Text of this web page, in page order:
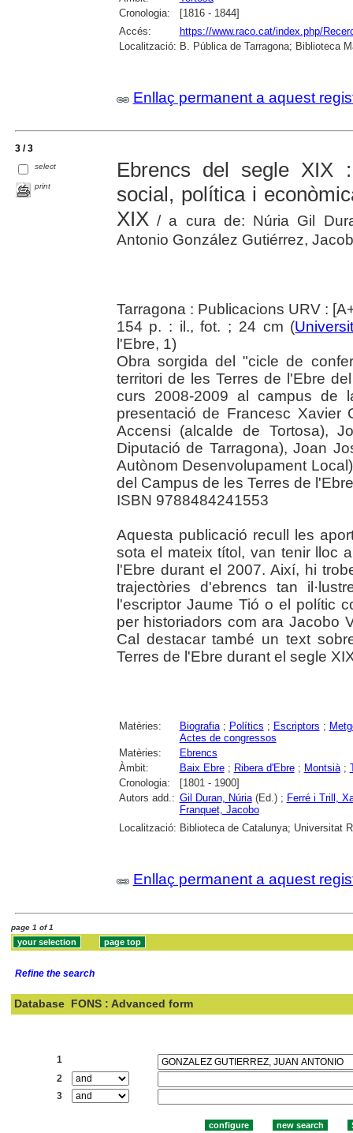
Cronologia:
[1816 - 1844]
Accés:
https://www.raco.cat/index.php/
Localització: B. Pública de Tarragona; Biblioteca
Enllaç permanent a aquest
3 / 3
select
print
Ebrencs del segle XIX
social, política i
XIX / a cura de: Núria Gil
Antonio González Gutiérrez,
Tarragona : Publicacions URV :
154 p. : il., fot. ; 24 cm (
l'Ebre, 1)
Obra sorgida del "cicle de
territori de les Terres de l'Ebre
curs 2008-2009 al campus de
presentació de Francesc
Accensi (alcalde de Tortosa),
Diputació de Tarragona), Joan
Autònom Desenvolupament
del Campus de les Terres de
ISBN 9788484241553
Aquesta publicació recull les
sota el mateix títol, van tenir lloc
l'Ebre durant el 2007. Així, hi
trajectòries d'ebrencs tan
l'escriptor Jaume Tió o el polític
per historiadors com ara Jacobo
Cal destacar també un text
Terres de l'Ebre durant el segle
Matèries: Biografia; Polítics ; Escriptors ;
Actes de congressos
Matèries:
Ebrencs
Àmbit:
Baix Ebre; Ribera d'Ebre; Montsià;
Cronologia:
[1801 - 1900]
Autors add.: Gil Duran, Núria(Ed.) ; Ferré i Trill,
Franquet, Jacobo
Localització: Biblioteca de Catalunya; Universitat
Enllaç permanent a aquest
page 1 of 1
Refine the search
Database FONS : Advanced form
1
2
3